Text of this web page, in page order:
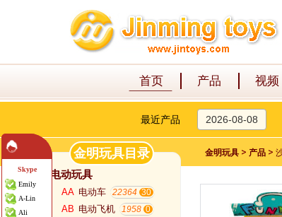
首页 产品 视频
最近产品 2026-08-08
Skype
Emily
A-Lin
Ali
金明玩具 > 产品 >
金明玩具目录
电动玩具
AA 电动车 22364
AB 电动飞机 1958